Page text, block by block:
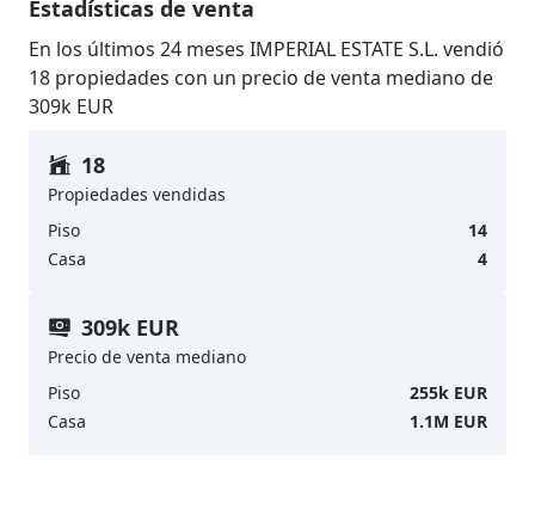
Estadísticas de venta
En los últimos 24 meses IMPERIAL ESTATE S.L. vendió
18 propiedades con un precio de venta mediano de
309k EUR
18
Propiedades vendidas
Piso
14
Casa
4
309k EUR
Precio de venta mediano
Piso
255k EUR
Casa
1.1M EUR